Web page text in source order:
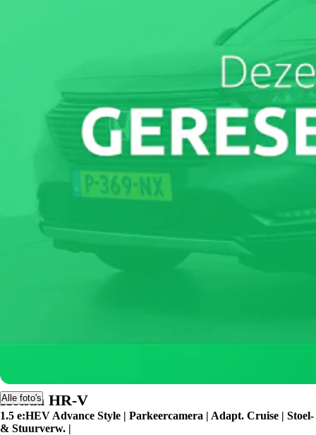
Alle foto's
Honda HR-V
1.5 e:HEV Advance Style | Parkeercamera | Adapt. Cruise | Stoel-
& Stuurverw. |